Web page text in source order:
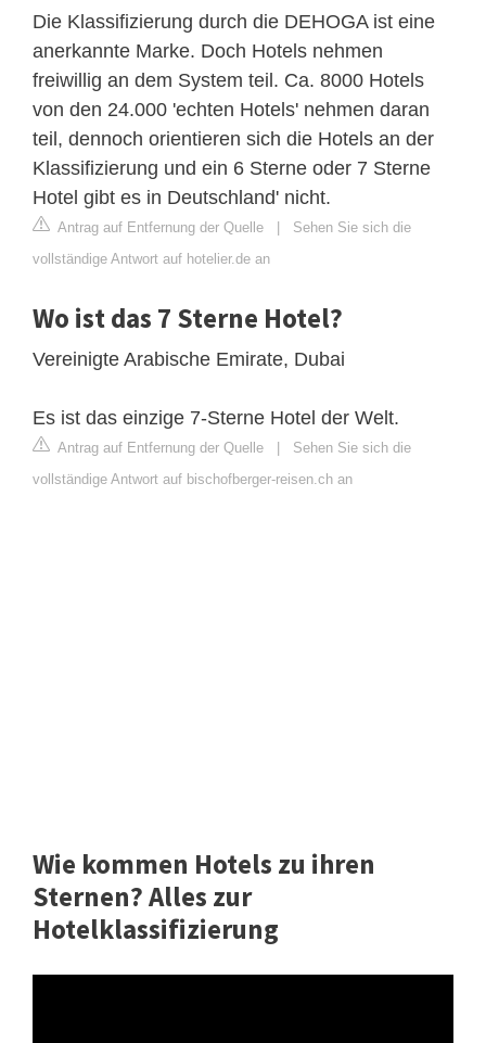
Die Klassifizierung durch die DEHOGA ist eine
anerkannte Marke. Doch Hotels nehmen
freiwillig an dem System teil. Ca. 8000 Hotels
von den 24.000 'echten Hotels' nehmen daran
teil, dennoch orientieren sich die Hotels an der
Klassifizierung und ein 6 Sterne oder 7 Sterne
Hotel gibt es in Deutschland' nicht.
Antrag auf Entfernung der Quelle
Sehen Sie sich die
vollständige Antwort auf hotelier.de an
Wo ist das 7 Sterne Hotel?
Vereinigte Arabische Emirate, Dubai
Es ist das einzige 7-Sterne Hotel der Welt.
Antrag auf Entfernung der Quelle
Sehen Sie sich die
vollständige Antwort auf bischofberger-reisen.ch an
Wie kommen Hotels zu ihren
Sternen? Alles zur
Hotelklassifizierung